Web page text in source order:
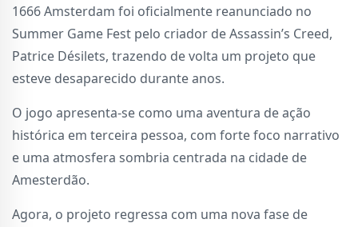
1666 Amsterdam foi oficialmente reanunciado no
Summer Game Fest pelo criador de Assassin’s Creed,
Patrice Désilets, trazendo de volta um projeto que
esteve desaparecido durante anos.
O jogo apresenta-se como uma aventura de ação
histórica em terceira pessoa, com forte foco narrativo
e uma atmosfera sombria centrada na cidade de
Amesterdão.
Agora, o projeto regressa com uma nova fase de